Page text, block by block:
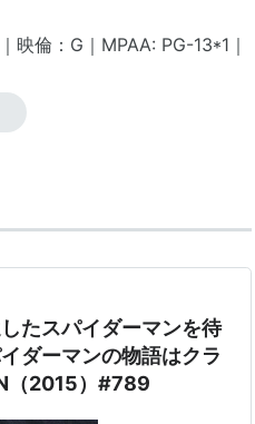
映倫：G｜MPAA: PG-13*1 ｜
ージェント
たスパイダーマンを待
ダーマンの物語はクラ
（2015）#789